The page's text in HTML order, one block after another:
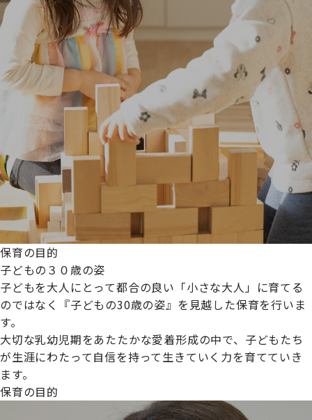
プライムスターほいくえんグループは女性が安心して働き
続けられる環境づくりに取り組んでおり、厚生労働省の
【えるぼし認定(☆☆)】
保育の目的
子どもの３０歳の姿
子どもを大人にとって都合の良い「小さな大人」に育てる
のではなく『子どもの30歳の姿』を見越した保育を行いま
す。
大切な乳幼児期をあたたかな愛着形成の中で、子どもたち
が生涯にわたって自信を持って生きていく力を育てていき
ます。
保育の目的